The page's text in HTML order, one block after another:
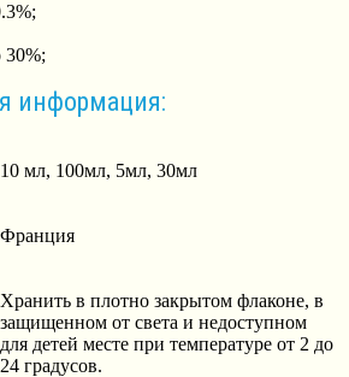
информация:
10 мл, 100мл, 5мл, 30мл
Франция
Хранить в плотно закрытом флаконе, в
защищенном от света и недоступном
для детей месте при температуре от 2 до
24 градусов.